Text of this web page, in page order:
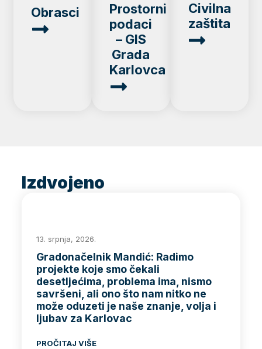
Obrasci
Prostorni
podaci
– GIS
Grada
Karlovca
Civilna
zaštita
Izdvojeno
13. srpnja, 2026.
Gradonačelnik Mandić: Radimo
projekte koje smo čekali
desetljećima, problema ima, nismo
savršeni, ali ono što nam nitko ne
može oduzeti je naše znanje, volja i
ljubav za Karlovac
PROČITAJ VIŠE